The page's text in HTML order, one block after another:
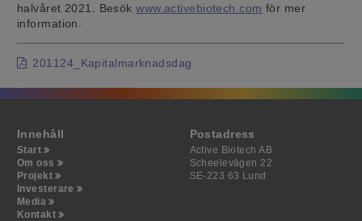
halvåret 2021. Besökwww.activebiotech.com för mer
information.
201124_Kapitalmarknadsdag
Innehåll
Start
Om oss
Projekt
Investerare
Media
Kontakt
Postadress
Active Biotech AB
Scheelevägen 22
SE-223 63 Lund